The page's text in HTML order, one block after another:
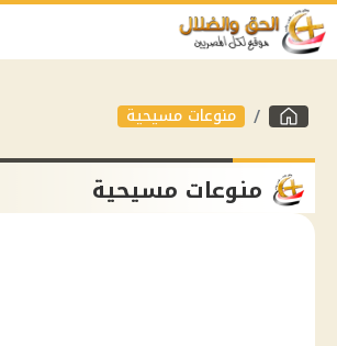
منوعات مسيحية
منوعات مسيحية